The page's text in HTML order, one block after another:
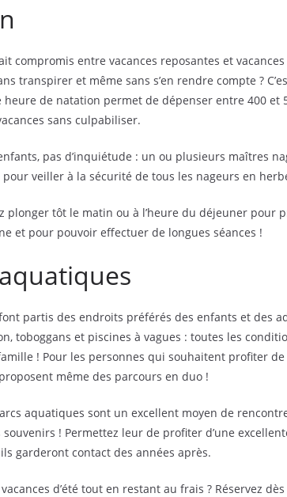
compromis entre vacances reposantes et
transpirer et même sans s’en rendre compte ?
heure de natation permet de dépenser entre 400 et
sans culpabiliser.
pas d’inquiétude : un ou plusieurs maîtres
veiller à la sécurité de tous les nageurs en
plonger tôt le matin ou à l’heure du déjeuner pour
et pour pouvoir effectuer de longues séances !
partis des endroits préférés des enfants et des
toboggans et piscines à vagues : toutes les
! Pour les personnes qui souhaitent profiter
même des parcours en duo !
aquatiques sont un excellent moyen de
souvenirs ! Permettez leur de profiter d’une
garderont contact des années après.
d’été tout en restant au frais ? Réservez